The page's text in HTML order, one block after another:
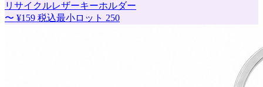
リサイクルレザーキーホルダー
〜 ¥159 税込最小ロット 250